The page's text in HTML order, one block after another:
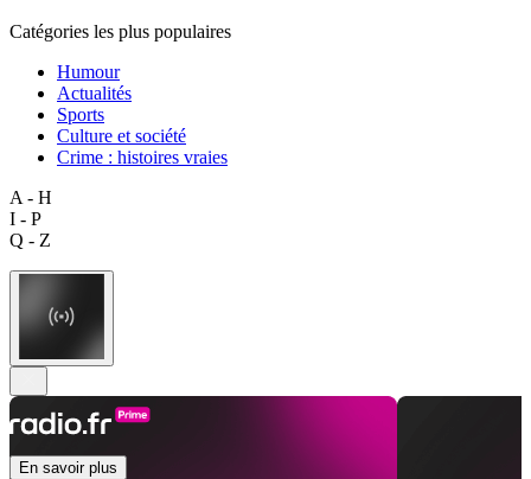
Catégories les plus populaires
Humour
Actualités
Sports
Culture et société
Crime : histoires vraies
A - H
I - P
Q - Z
En savoir plus